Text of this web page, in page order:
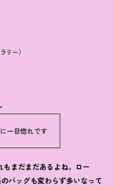
リー）
一目惚れです
まだまだあるよね。ロー
バッグも変わらず多いなって